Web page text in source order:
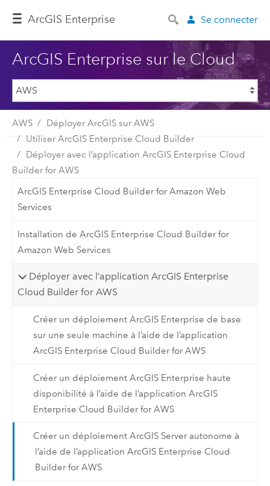
ArcGIS Enterprise Se connecter
ArcGIS Enterprise sur le Cloud
AWS
Déployer ArcGIS sur AWS
Utiliser ArcGIS Enterprise Cloud Builder
Déployer avec l’application ArcGIS Enterprise Cloud
Builder for AWS
ArcGIS Enterprise Cloud Builder for Amazon Web
Services
Installation de ArcGIS Enterprise Cloud Builder for
Amazon Web Services
Déployer avec l’application ArcGIS Enterprise
Cloud Builder for AWS
Créer un déploiement ArcGIS Enterprise de base
sur une seule machine à l’aide de l’application
ArcGIS Enterprise Cloud Builder for AWS
Créer un déploiement ArcGIS Enterprise haute
disponibilité à l’aide de l’application ArcGIS
Enterprise Cloud Builder for AWS
Créer un déploiement ArcGIS Server autonome à
l’aide de l’application ArcGIS Enterprise Cloud
Builder for AWS